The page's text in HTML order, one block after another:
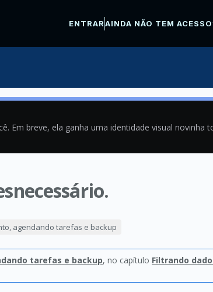
ENTRARAINDA NÃO TEM
Em breve, ela ganha uma identidade visual novinha
agendando tarefas e backup
tarefas e backup, no capítulo Filtrando